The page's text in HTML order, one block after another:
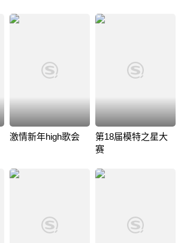
激情新年high歌会
第18届模特之星大
赛